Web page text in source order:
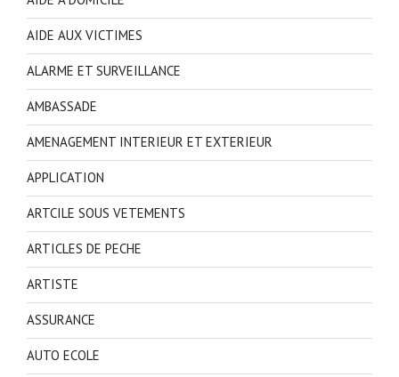
AIDE AUX VICTIMES
ALARME ET SURVEILLANCE
AMBASSADE
AMENAGEMENT INTERIEUR ET EXTERIEUR
APPLICATION
ARTCILE SOUS VETEMENTS
ARTICLES DE PECHE
ARTISTE
ASSURANCE
AUTO ECOLE